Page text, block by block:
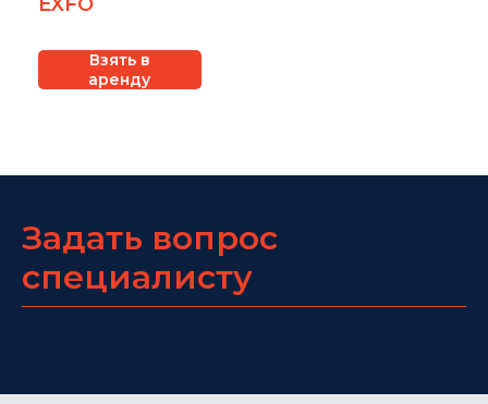
Взять в
аренду
Задать вопрос
специалисту